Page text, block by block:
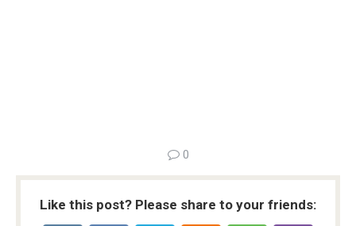
0
Like this post? Please share to your friends: